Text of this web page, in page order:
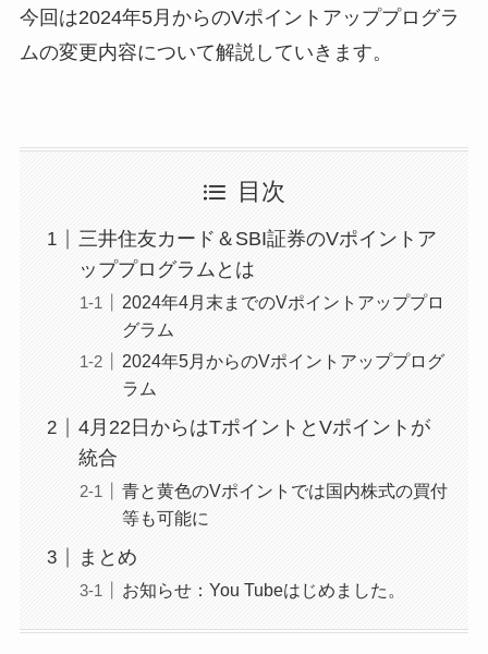
今回は2024年5月からのVポイントアッププログラ
ムの変更内容について解説していきます。
目次
三井住友カード＆SBI証券のVポイントア
ッププログラムとは
2024年4月末までのVポイントアッププロ
グラム
2024年5月からのVポイントアッププログ
ラム
4月22日からはTポイントとVポイントが
統合
青と黄色のVポイントでは国内株式の買付
等も可能に
まとめ
お知らせ：You Tubeはじめました。